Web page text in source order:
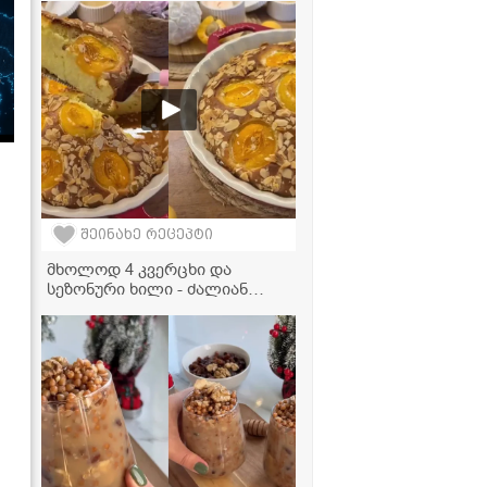
ვიდეორეცეპტი
შეინახე რეცეპტი
მხოლოდ 4 კვერცხი და
სეზონური ხილი - ძალიან
დესერტის რეცეპტი